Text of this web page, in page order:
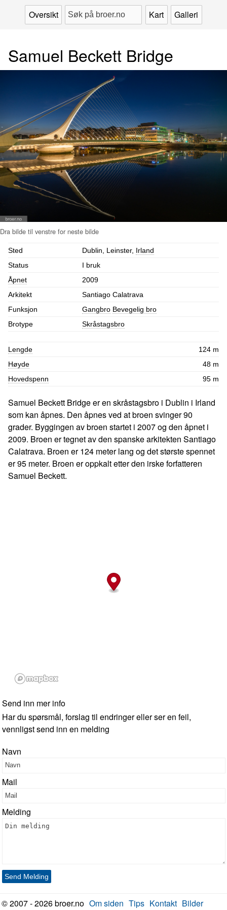
Oversikt Kart Galleri
Samuel Beckett Bridge
Sted Dublin, Leinster, Irland
Status
I bruk
Åpnet
2009
Arkitekt
Santiago Calatrava
Funksjon
Gangbro Bevegelig bro
Brotype
Skråstagsbro
Lengde
124 m
Høyde
48 m
Hovedspenn
95 m
Samuel Beckett Bridge er en skråstagsbro i Dublin i Irland
som kan åpnes. Den åpnes ved at broen svinger 90
grader. Byggingen av broen startet i 2007 og den åpnet i
2009. Broen er tegnet av den spanske arkitekten Santiago
Calatrava. Broen er 124 meter lang og det største spennet
er 95 meter. Broen er oppkalt etter den irske forfatteren
Samuel Beckett.
Send inn mer info
Har du spørsmål, forslag til endringer eller ser en feil,
vennligst send inn en melding
Navn
Mail
Melding
Send Melding
© 2007 - 2026 broer.no Om siden Tips Kontakt Bilder